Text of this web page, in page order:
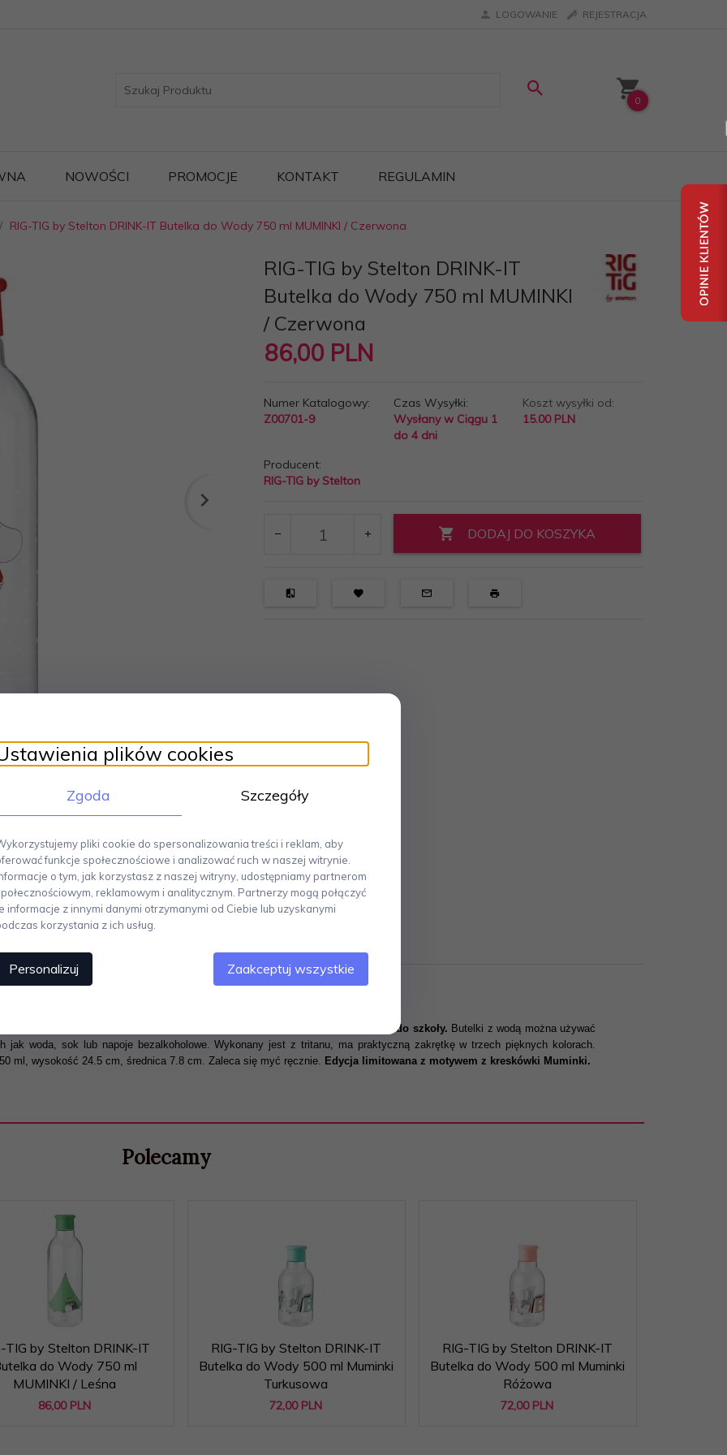
LOGOWANIE REJESTRACJA
0
NOWOŚCI PROMOCJE KONTAKT REGULAMIN
RIG-TIG by Stelton DRINK-IT Butelka do Wody 750 ml MUMINKI / Czerwona
RIG-TIG by Stelton DRINK-IT
Butelka do Wody 750 ml MUMINKI
/ Czerwona
86,00 PLN
Numer Katalogowy:
Z00701-9
Czas Wysyłki:
Wysłany w Ciągu 1
do 4 dni
Koszt wysyłki od:
15.00 PLN
Producent:
RIG-TIG by Stelton
DODAJ DO KOSZYKA
ma pojemność 750 ml i jest idealna do zabrania na siłownię, do biura lub do szkoły. Butelki z wodą można używać
jak woda, sok lub napoje bezalkoholowe. Wykonany jest z tritanu, ma praktyczną zakrętkę w trzech pięknych kolorach.
ml, wysokość 24.5 cm, średnica 7.8 cm. Zaleca się myć ręcznie. Edycja limitowana z motywem z kreskówki Muminki.
Polecamy
TIG by Stelton DRINK-IT
do Wody 750 ml
MUMINKI / Leśna
86,00 PLN
RIG-TIG by Stelton DRINK-IT
Butelka do Wody 500 ml Muminki
Turkusowa
72,00 PLN
RIG-TIG by Stelton DRINK-IT
Butelka do Wody 500 ml Muminki
Różowa
72,00 PLN
plików cookies
Zgoda Szczegóły
pliki cookie do spersonalizowania treści i reklam, aby
funkcje społecznościowe i analizować ruch w naszej witrynie.
o tym, jak korzystasz z naszej witryny, udostępniamy partnerom
reklamowym i analitycznym. Partnerzy mogą połączyć
informacje z innymi danymi otrzymanymi od Ciebie lub uzyskanymi
korzystania z ich usług.
Personalizuj Zaakceptuj wszystkie